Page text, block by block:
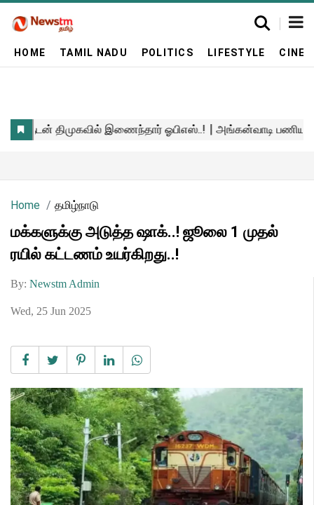
HOME TAMIL NADU POLITICS LIFESTYLE
Home தமிழ்நாடு
மக்களுக்கு அடுத்த ஷாக்..! ஜூலை 1 முதல்
ரயில் கட்டணம் உயர்கிறது..!
By: Newstm Admin
Wed, 25 Jun 2025